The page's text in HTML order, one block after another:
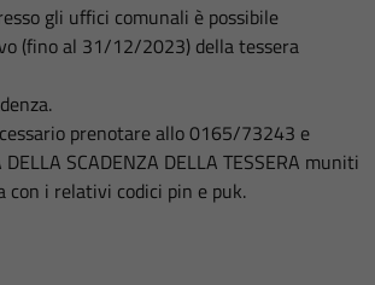
gli uffici comunali è possibile
(fino al 31/12/2023) della tessera
prenotare allo 0165/73243 e
SCADENZA DELLA TESSERA muniti
con i relativi codici pin e puk.